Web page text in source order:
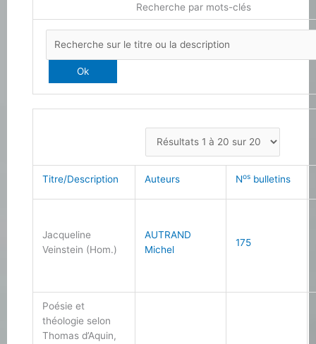
Recherche par mots-clés
Titre/Description Auteurs Nos bulletins
Jacqueline
Veinstein (Hom.)
AUTRAND
Michel
175
Poésie et
théologie selon
Thomas d’Aquin,